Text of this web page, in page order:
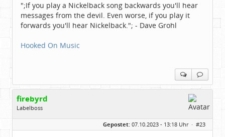
";If you play a Nickelback song backwards you'll hear
messages from the devil. Even worse, if you play it
forwards you'll hear Nickelback."; - Dave Grohl
Hooked On Music
firebyrd
Labelboss
Geschlecht:
keine Angabe
Hausgeburt (Ausgeburt?)
Beiträge:
48851
Gepostet: 07.10.2023 - 13:18 Uhr · #23